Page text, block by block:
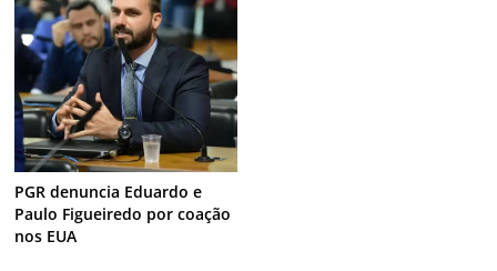
PGR denuncia Eduardo e
Paulo Figueiredo por coação
nos EUA